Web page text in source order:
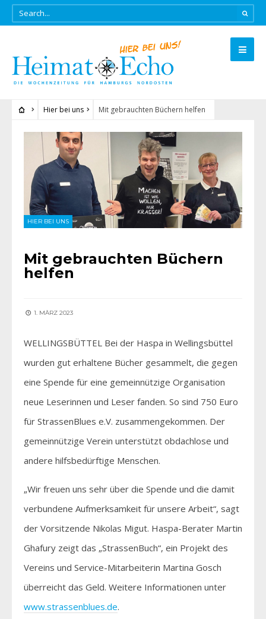
Hier bei uns Mit gebrauchten Büchern helfen
HIER BEI UNS
Mit gebrauchten Büchern
helfen
1. MÄRZ 2023
WELLINGSBÜTTEL Bei der Haspa in Wellingsbüttel
wurden gut erhaltene Bücher gesammelt, die gegen
eine Spende für eine gemeinnützige Organisation
neue Leserinnen und Leser fanden. So sind 750 Euro
für StrassenBlues e.V. zusammengekommen. Der
gemeinnützige Verein unterstützt obdachlose und
andere hilfsbedürftige Menschen.
„Wir freuen uns sehr über die Spende und die damit
verbundene Aufmerksamkeit für unsere Arbeit“, sagt
der Vorsitzende Nikolas Migut. Haspa-Berater Martin
Ghafury zeigt das „StrassenBuch“, ein Projekt des
Vereins und Service-Mitarbeiterin Martina Gosch
überreicht das Geld. Weitere Informationen unter
www.strassenblues.de.